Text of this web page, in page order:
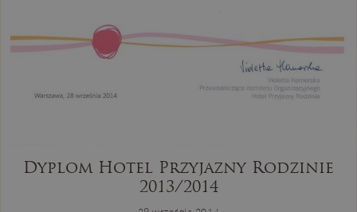
Dyplom Hotel Przyjazny Rodzinie
2013/2014